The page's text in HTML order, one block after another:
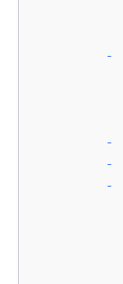
-
-
-
-